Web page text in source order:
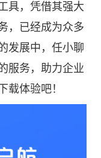
具，凭借其强大
，已经成为众多
发展中，任小聊
服务，助力企业
载体验吧！